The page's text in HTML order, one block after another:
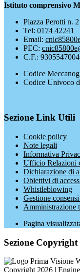
Istituto comprensivo
Piazza Perotti n.
Tel: 0174 42241
Email:
PEC:
C.F.:
Codice
Codice Univoco
Sezione Link Utili
Cookie policy
Note legali
Informativa
Ufficio Relazioni
Dichiarazione di
Obiettivi di
Whistleblowing
Gestione
Amministrazione
Pagina
Sezione Copyright
Copyright 2026 |